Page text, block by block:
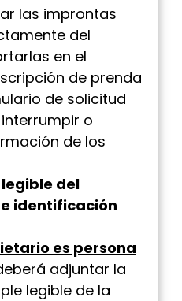
las improntas
del
en el
de prenda
de solicitud
o
de los
del
identificación
es persona
adjuntar la
legible de la